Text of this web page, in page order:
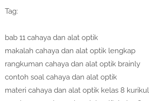
Tag:
bab 11 cahaya dan alat optik
makalah cahaya dan alat optik lengkap
rangkuman cahaya dan alat optik brainly
contoh soal cahaya dan alat optik
materi cahaya dan alat optik kelas 8